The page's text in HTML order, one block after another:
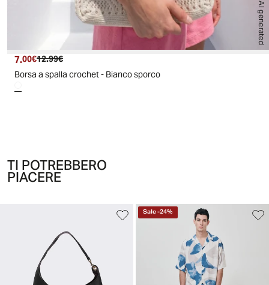
AI generated
Prezzo attuale
7.00€ Prezzo originale
12.99€
Borsa a spalla crochet - Bianco sporco
TI POTREBBERO
PIACERE
Sale-24%